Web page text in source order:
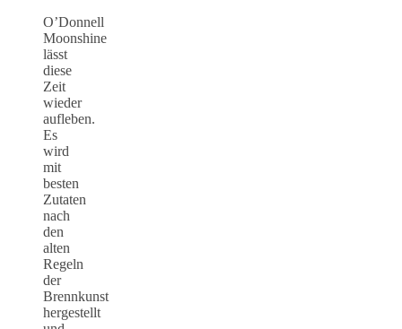
O’Donnell
Moonshine
lässt
diese
Zeit
wieder
aufleben.
Es
wird
mit
besten
Zutaten
nach
den
alten
Regeln
der
Brennkunst
hergestellt